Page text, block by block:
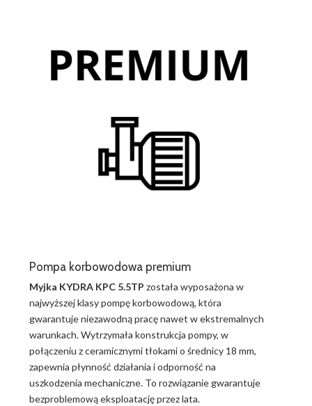
Pompa korbowodowa premium
Myjka KYDRA KPC 5.5TP została wyposażona w
najwyższej klasy pompę korbowodową, która
gwarantuje niezawodną pracę nawet w ekstremalnych
warunkach. Wytrzymała konstrukcja pompy, w
połączeniu z ceramicznymi tłokami o średnicy 18 mm,
zapewnia płynność działania i odporność na
uszkodzenia mechaniczne. To rozwiązanie gwarantuje
bezproblemową eksploatację przez lata.